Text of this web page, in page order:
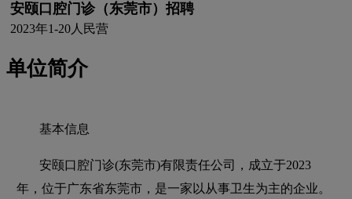
安颐口腔门诊（东莞市）招聘
2023年1-20人 民营
单位简介
基本信息
安颐口腔门诊(东莞市)有限责任公司，成立于2023
年，位于广东省东莞市，是一家以从事卫生为主的企业。